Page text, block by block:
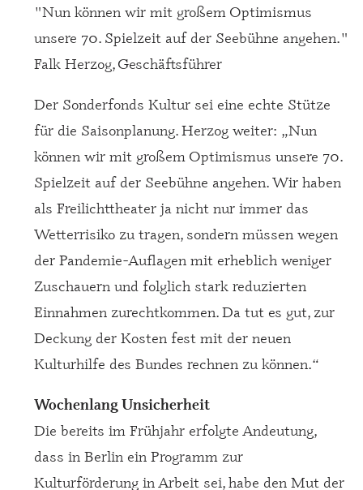
"Nun können wir mit großem Optimismus
unsere 70. Spielzeit auf der Seebühne angehen."
Falk Herzog, Geschäftsführer
Der Sonderfonds Kultur sei eine echte Stütze
für die Saisonplanung. Herzog weiter: „Nun
können wir mit großem Optimismus unsere 70.
Spielzeit auf der Seebühne angehen. Wir haben
als Freilichttheater ja nicht nur immer das
Wetterrisiko zu tragen, sondern müssen wegen
der Pandemie-Auflagen mit erheblich weniger
Zuschauern und folglich stark reduzierten
Einnahmen zurechtkommen. Da tut es gut, zur
Deckung der Kosten fest mit der neuen
Kulturhilfe des Bundes rechnen zu können.“
Wochenlang Unsicherheit
Die bereits im Frühjahr erfolgte Andeutung,
dass in Berlin ein Programm zur
Kulturförderung in Arbeit sei, habe den Mut der